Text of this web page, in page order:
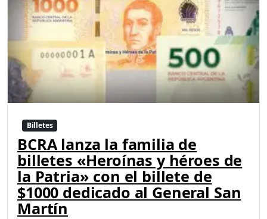
Billetes
BCRA lanza la familia de
billetes «Heroínas y héroes de
la Patria» con el billete de
$1000 dedicado al General San
Martín